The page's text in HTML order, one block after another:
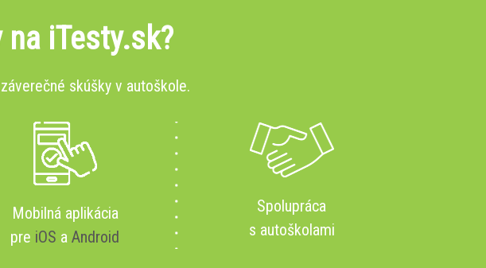
iTesty.sk?
skúšky v autoškole.
Mobilná aplikácia
pre iOS a Android
Spolupráca
s autoškolami